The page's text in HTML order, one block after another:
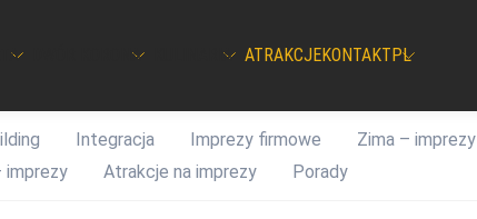
DWÓR KORONA KULINARIA ATRAKCJEKONTAKTPL
Integracja Imprezy firmowe Zima – imprezy
imprezy
Atrakcje na imprezy Porady